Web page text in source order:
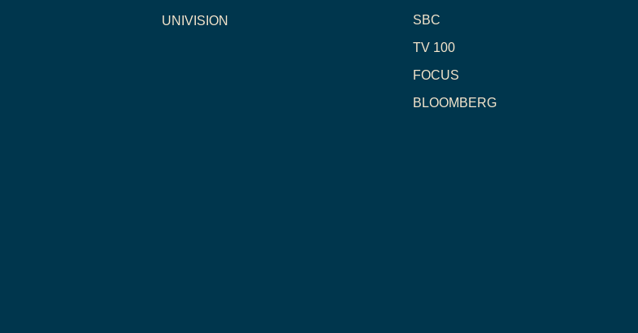
SBC
TV 100
FOCUS
BLOOMBERG
UNIVISION